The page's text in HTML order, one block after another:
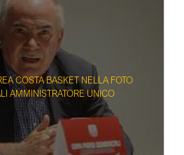
COSTA BASKET NELLA FOTO
AMMINISTRATORE UNICO